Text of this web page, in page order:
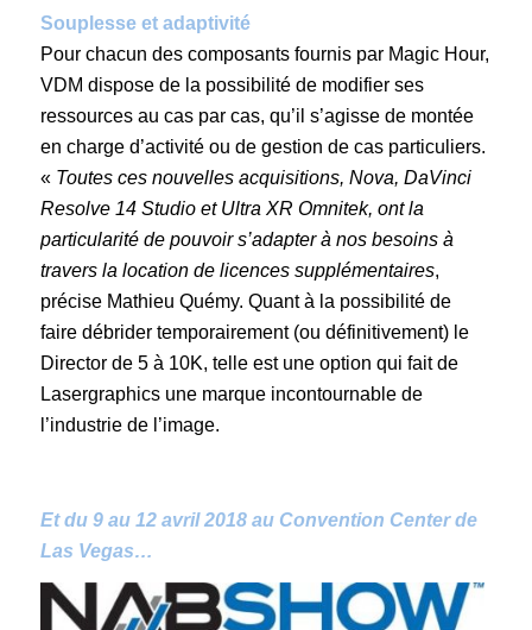
Souplesse et adaptivité
Pour chacun des composants fournis par Magic Hour,
VDM dispose de la possibilité de modifier ses
ressources au cas par cas, qu’il s’agisse de montée
en charge d’activité ou de gestion de cas particuliers.
« Toutes ces nouvelles acquisitions, Nova, DaVinci
Resolve 14 Studio et Ultra XR Omnitek, ont la
particularité de pouvoir s’adapter à nos besoins à
travers la location de licences supplémentaires,
précise Mathieu Quémy. Quant à la possibilité de
faire débrider temporairement (ou définitivement) le
Director de 5 à 10K, telle est une option qui fait de
Lasergraphics une marque incontournable de
l’industrie de l’image.
Et du 9 au 12 avril 2018 au Convention Center de
Las Vegas…